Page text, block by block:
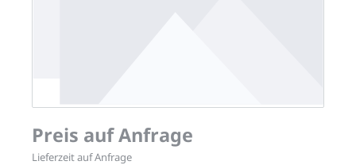
Preis auf Anfrage
Lieferzeit auf Anfrage